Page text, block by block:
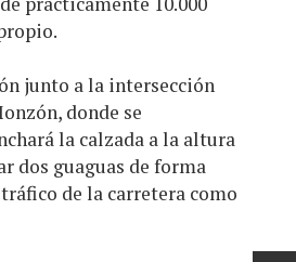
junto a la intersección
donde se
la calzada a la altura
dos guaguas de forma
de la carretera como